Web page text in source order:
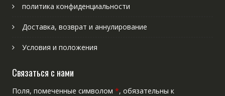
политика конфиденциальности
Доставка, возврат и аннулирование
Условия и положения
Связаться с нами
Поля, помеченные символом *, обязательны к